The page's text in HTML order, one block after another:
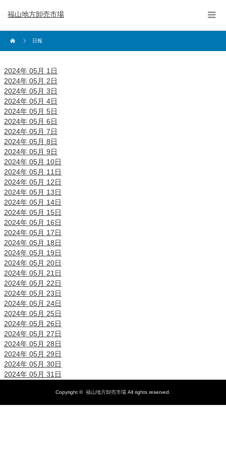
福山地方卸売市場
日報
2024年 05月 1日
2024年 05月 2日
2024年 05月 3日
2024年 05月 4日
2024年 05月 5日
2024年 05月 6日
2024年 05月 7日
2024年 05月 8日
2024年 05月 9日
2024年 05月 10日
2024年 05月 11日
2024年 05月 12日
2024年 05月 13日
2024年 05月 14日
2024年 05月 15日
2024年 05月 16日
2024年 05月 17日
2024年 05月 18日
2024年 05月 19日
2024年 05月 20日
2024年 05月 21日
2024年 05月 22日
2024年 05月 23日
2024年 05月 24日
2024年 05月 25日
2024年 05月 26日
2024年 05月 27日
2024年 05月 28日
2024年 05月 29日
2024年 05月 30日
2024年 05月 31日
Copyright © 福山地方卸売市場 All rights reserved.